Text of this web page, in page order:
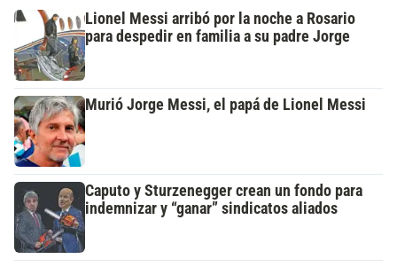
Lionel Messi arribó por la noche a Rosario
para despedir en familia a su padre Jorge
Murió Jorge Messi, el papá de Lionel Messi
Caputo y Sturzenegger crean un fondo para
indemnizar y “ganar” sindicatos aliados